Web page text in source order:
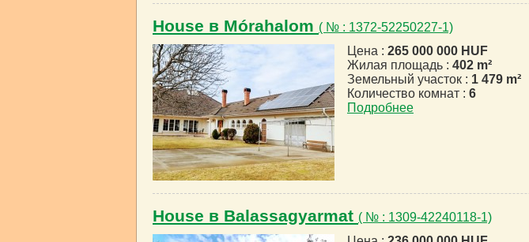
House в Mórahalom ( № : 1372-52250227-1)
Цена : 265 000 000 HUF
Жилая площадь : 402 m²
Земельный участок : 1 479 m²
Количество комнат : 6
Подробнее
House в Balassagyarmat ( № : 1309-42240118-1)